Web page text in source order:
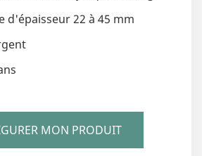
d'épaisseur 22 à 45 mm
MON PRODUIT